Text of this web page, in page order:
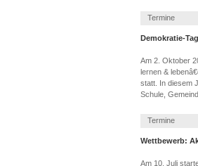
Termine
Demokratie-
Am 2. Oktober
lernen &
statt. In diesem
Schule,
Termine
Wettbewerb:
Am 10. Juli